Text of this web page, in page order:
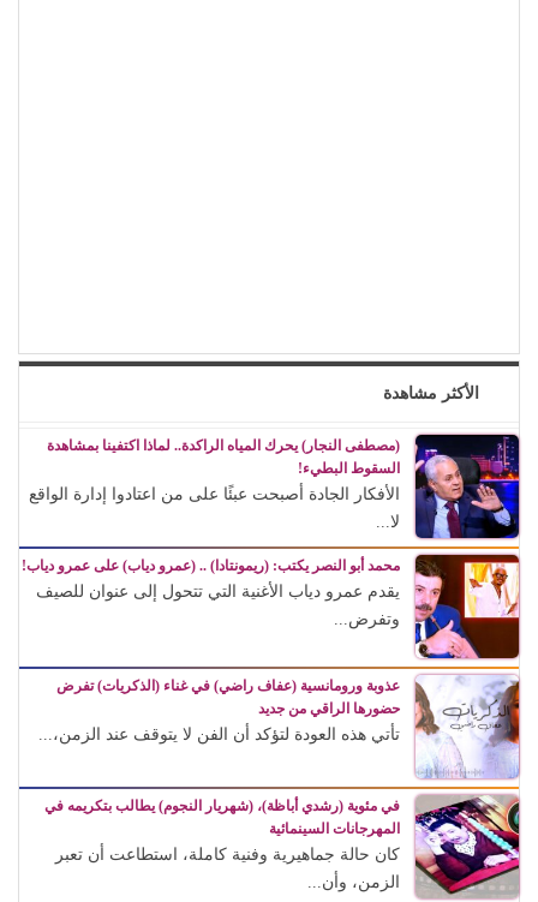
الأكثر مشاهدة
(مصطفى النجار) يحرك المياه الراكدة.. لماذا اكتفينا بمشاهدة
السقوط البطيء!
الأفكار الجادة أصبحت عبئًا على من اعتادوا إدارة الواقع
لا...
محمد أبو النصر يكتب: (ريمونتادا) .. (عمرو دياب) على عمرو دياب!
يقدم عمرو دياب الأغنية التي تتحول إلى عنوان للصيف
وتفرض...
عذوبة ورومانسية (عفاف راضي) في غناء (الذكريات) تفرض
حضورها الراقي من جديد
تأتي هذه العودة لتؤكد أن الفن لا يتوقف عند الزمن،...
في مئوية (رشدي أباظة)، (شهريار النجوم) يطالب بتكريمه في
المهرجانات السينمائية
كان حالة جماهيرية وفنية كاملة، استطاعت أن تعبر
الزمن، وأن...